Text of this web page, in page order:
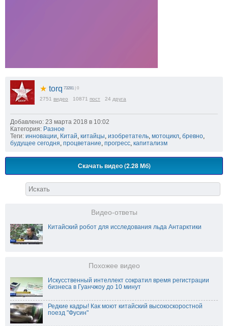
★ torq 73281 | 0
2751 видео 10871 пост 24 друга
Добавлено: 23 марта 2018 в 10:02
Категория: Разное
Теги: инновации Китай китайцы изобретатель мотоцикл бревно
будущее сегодня процветание прогресс капитализм
Скачать видео (2.28 Мб)
Видео-ответы
Китайский робот для исследования льда Антарктики
Похожее видео
Искусственный интеллект сократил время регистрации
бизнеса в Гуанчжоу до 10 минут
Редкие кадры! Как моют китайский высокоскоростной
поезд "Фусин"